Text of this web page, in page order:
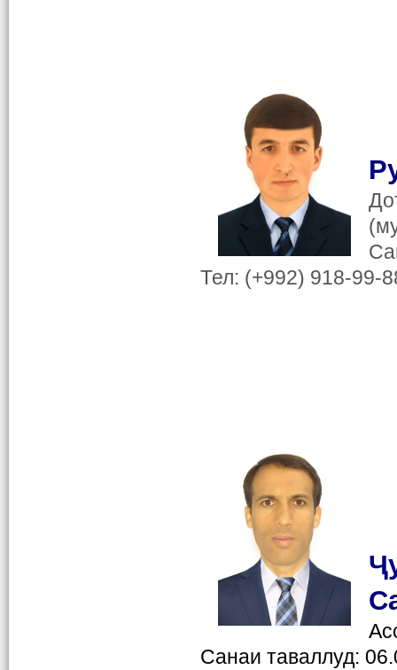
Тел: (+992) 918-99-
Санаи таваллуд: